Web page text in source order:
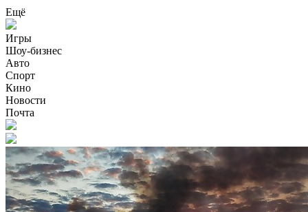
Ещё
Игры
Шоу-бизнес
Авто
Спорт
Кино
Новости
Почта